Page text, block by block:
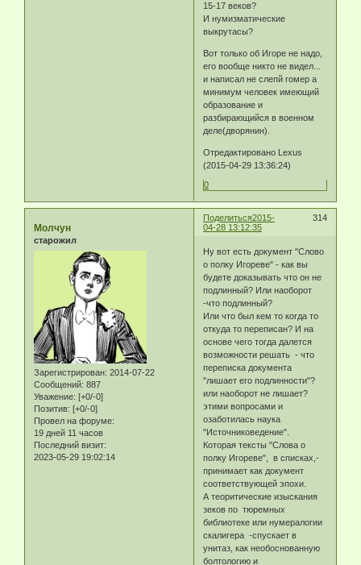
15-17 веков?
И нумизматические
выкрутасы?
Вот только об Игоре не надо,
его вообще никто не видел...
и написал не слепй гомер а
минимум человек имеющий
образование и
разбирающийся в военном
деле(дворянин).
Отредактировано Lexus
(2015-04-29 13:36:24)
0
Поделиться 314
2015-
04-28 13:12:35
Молчун
старожил
Зарегистрирован: 2014-07-22
Сообщений: 887
Уважение: [+0/-0]
Позитив: [+0/-0]
Провел на форуме:
19 дней 11 часов
Последний визит:
2023-05-29 19:02:14
Ну вот есть документ "Слово
о полку Игореве" - как вы
будете доказывать что он не
подлинный? Или наоборот
-что подлинный?
Или что был кем то когда то
откуда то переписан? И на
основе чего тогда далется
возможности решать - что
переписка документа
"лишает его подлинности"?
или наоборот не лишает?
этими вопросами и
озаботилась наука
"Источниковедение".
Которая тексты "Слова о
полку Игореве", в списках,-
принимает как документ
соответствующей эпохи.
А теоритические изыскания
зеков по тюремных
библиотеке или нумералогии
скалигера -спускает в
унитаз, как необоснованную
болтологию и